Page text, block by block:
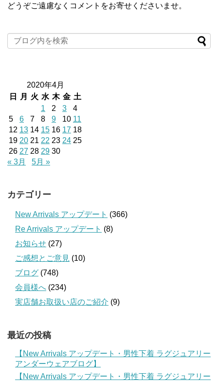
どうぞご遠慮なくコメントをお寄せくださいませ。
2020年4月
日
月 火 水 木 金 土
1
2 3
4
5
6 7 8 9 10 11
12 13 14 15 16 17 18
19 20 21 22 23 24 25
26 27 28 29 30
« 3月
5月 »
カテゴリー
New Arrivals アップデート (366)
Re Arrivals アップデート (8)
お知らせ (27)
ご感想とご意見 (10)
ブログ (748)
会員様へ (234)
実店舗お取扱い店のご紹介 (9)
最近の投稿
【New Arrivals アップデート・男性下着 ラグジュアリー
アンダーウェアブログ】
【New Arrivals アップデート・男性下着 ラグジュアリー